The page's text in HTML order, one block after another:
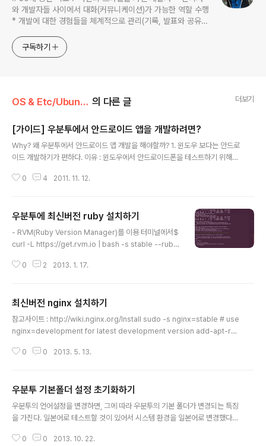
와 개발자들 사이에서 대화(커뮤니케이션)가 가능한 역할 수행
* 개발에 대한 경험들을 체계적으로 관리(기록, 발표와 공유)
누구나 들려봤을법한 그런 개발관련 파워블로거 를 목표로 블
로그를 재편하려고 하는 중
구독하기
OS & Etc/Ubuntu 의 다른 글 더보기
[가이드] 우분투에서 안드로이드 앱을 개발하려면?
Why? 왜 우분투에서 안드로이드 앱 개발을 해야할까? 1. 윈도우 보다는 안드로
이드 개발하기가 편하다. 이유 : 윈도우에서 안드로이드폰을 테스트하기 위해서
ule.set만 설정해주면 된다. 2. 무료로 사용할 수 있는 안정적인 리눅스 운영체
써보니까 맥북도 괜찮다. 하지만, 맥북을 사야한다. 우분투는 지금 쓰는 노트북
의 운영체제를 밀고 설치하면 된다). 우분투에서 안드로이드 앱 개발환경을 구
축하기는 쉽다. 1. JDK 설치하기 1.1. JDK 설치 여부 확인 - hone..
0 4 2011. 11. 12.
우분투에 최신버전 ruby 설치하기
- RVM(Ruby Version Manager)를 이용 터미널에서$
curl -L https://get.rvm.io | bash -s stable --ruby
전의 Ruby를 설치해준다.맥에서도 잘 되고, 우분투에서도
0 2 2013. 1. 17.
최신버전 nginx 설치하기
참고사이트 : http://wiki.nginx.org/Install sudo -s nginx=stable # use
nginx=development for latest development version add-apt-re
0 0 2013. 5. 13.
우분투 기본폴더 설정 초기화하기
우분투의 언어설정을 변경하면, 그에 따라 우분투의 기본 폴더가 변경되는 특징
을 가진다. 일본어로 테스트할 것이 있어서 시스템 환경을 일본어로 변경했다가
검색하다가 발견했다.출처 : Re: How to restore default folder icon순서
0 0 2013. 10. 22.